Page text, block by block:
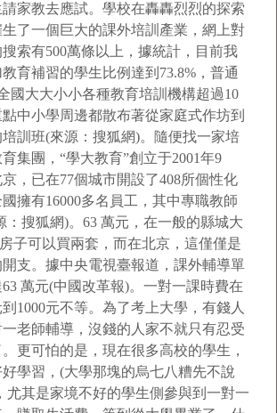
家教去應試。學校在轟轟烈烈的探索
了一個巨大的課外培訓產業，網上對
索有500萬條以上，據統計，目前我
育補習的學生比例達到73.8%，普通
國大大小小各種教育培訓機構超過10
中小學周邊都散布著從家庭式作坊到
訓班(來源：搜狐網)。隨便找一家培
集團，“學大教育”創立于2001年9
，已在77個城市開設了408所個性化
擁有16000多名員工，其中專職教師
：搜狐網)。63 萬元，在一般的縣城大
子可以買兩套，而在北京，這僅僅是
支。據中央電視臺報道，課外輔導單
萬元(中國改革報)。一對一課時費在
1000元不等。為了考上大學，有錢人
老師輔導，沒錢的人家不就只有忍受
更可怕的是，現在很多高校的學生，
學習，(大學那塊的烏七八糟先不說
尤其是家境不好的學生側參與到一對一